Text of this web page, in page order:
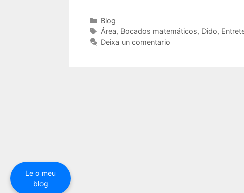
Le o meu
blog
Categorías
Blog
Etiquetas
Área, Bocados matemáticos, Dido,
Deixa un comentario